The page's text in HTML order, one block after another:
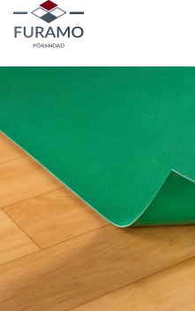
Skip